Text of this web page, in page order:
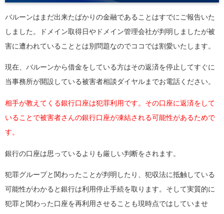
バルーンはまだ出来たばかりの金融であることはすでにご報告いた
しました。ドメイン取得日やドメイン管理会社が判明しましたが被
害に遭われていることとは別問題なのでココでは割愛いたします。
現在、バルーンから借金をしている方はその返済を停止してすぐに
当事務所が開設している被害者相談ダイヤルまでお電話ください。
相手が教えてくる銀行口座は犯罪利用です。その口座に返済をして
いることで被害者さんの銀行口座が凍結される可能性があるためで
す。
銀行の口座は思っているよりも厳しい判断をされます。
犯罪グループと関わったことが判明したり、犯収法に抵触している
可能性がわかると銀行は利用停止手続を取ります。そして実質的に
犯罪と関わった口座を再利用させることも現時点ではしていませ